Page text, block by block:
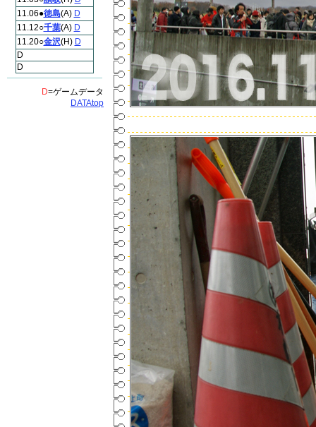
11.06●徳島(A) D
11.12○千葉(A) D
11.20○金沢(H) D
D
D
D=ゲームデータ
DATAtop